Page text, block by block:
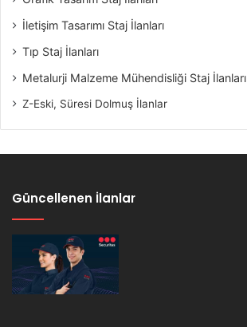
İletişim Tasarımı Staj İlanları
Tıp Staj İlanları
Metalurji Malzeme Mühendisliği Staj İlanları
Z-Eski, Süresi Dolmuş İlanlar
Güncellenen İlanlar